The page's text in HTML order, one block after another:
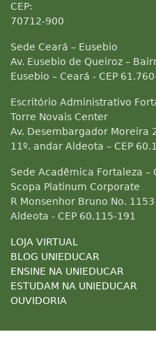
CEP:
70712-900
Sede Ceará – Eusebio
Av. Eusebio de Queiroz –
Eusebio – Ceará - CEP
Escritório Administrativo
Torre Novais Center
Av. Desembargador Moreira
11º. andar Aldeota – CEP
Sede Acadêmica Fortaleza –
Scopa Platinum Corporate
R Monsenhor Bruno No. 1153
Aldeota - CEP 60.115-191
LOJA VIRTUAL
BLOG UNIEDUCAR
ENSINE NA UNIEDUCAR
ESTUDAM NA UNIEDUCAR
OUVIDORIA